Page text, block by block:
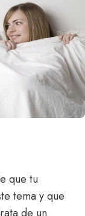
que tu
tema y que